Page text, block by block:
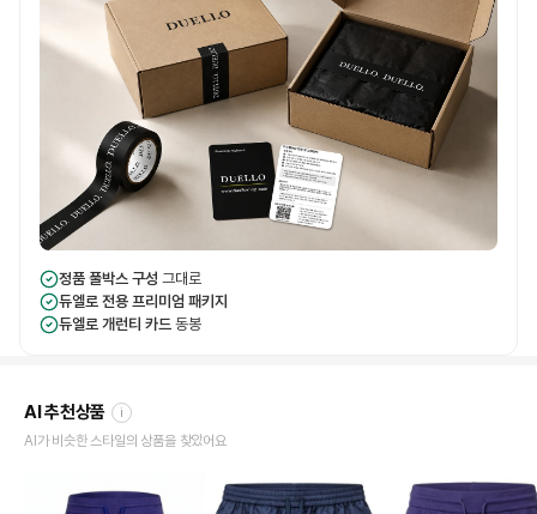
정품 풀박스 구성 그대로
듀엘로 전용 프리미엄 패키지
듀엘로 개런티 카드 동봉
AI 추천상품 i
AI가 비슷한 스타일의 상품을 찾았어요